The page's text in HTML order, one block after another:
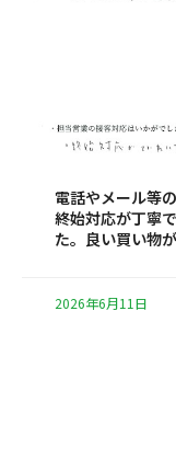
電話やメール等
終始対応が丁寧
た。良い買い物
2026年6月11日